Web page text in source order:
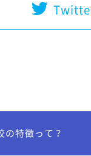
特徴って？